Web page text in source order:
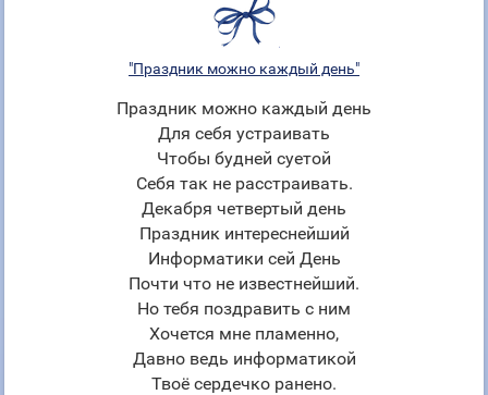
"Праздник можно каждый день"
Праздник можно каждый день
Для себя устраивать
Чтобы будней суетой
Себя так не расстраивать.
Декабря четвертый день
Праздник интереснейший
Информатики сей День
Почти что не известнейший.
Но тебя поздравить с ним
Хочется мне пламенно,
Давно ведь информатикой
Твоё сердечко ранено.